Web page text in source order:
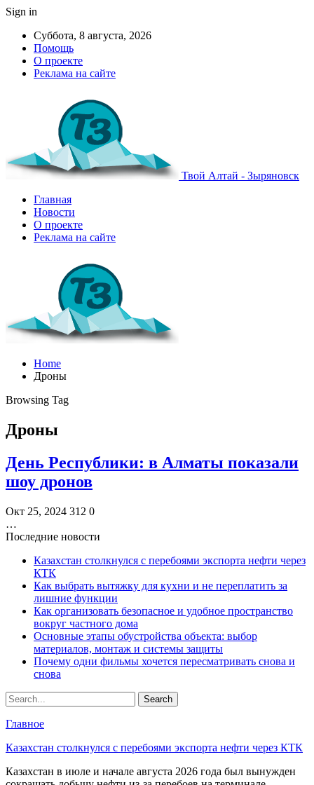
Sign in
Суббота, 8 августа, 2026
Помощь
О проекте
Реклама на сайте
Твой Алтай - Зыряновск
Главная
Новости
О проекте
Реклама на сайте
Home
Дроны
Browsing Tag
Дроны
День Республики: в Алматы показали
шоу дронов
Окт 25, 2024 312 0
…
Последние новости
Казахстан столкнулся с перебоями экспорта нефти через
КТК
Как выбрать вытяжку для кухни и не переплатить за
лишние функции
Как организовать безопасное и удобное пространство
вокруг частного дома
Основные этапы обустройства объекта: выбор
материалов, монтаж и системы защиты
Почему одни фильмы хочется пересматривать снова и
снова
Главное
Казахстан столкнулся с перебоями экспорта нефти через КТК
Казахстан в июле и начале августа 2026 года был вынужден